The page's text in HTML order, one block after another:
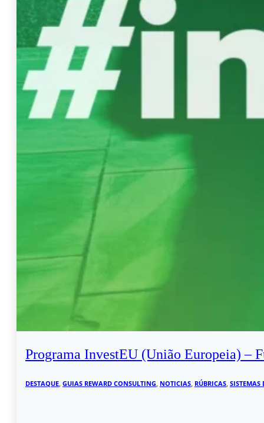
Programa InvestEU (União Europeia) –
DESTAQUE, GUIAS REWARD CONSULTING, NOTICIAS, RÚBRICAS, SISTEMAS